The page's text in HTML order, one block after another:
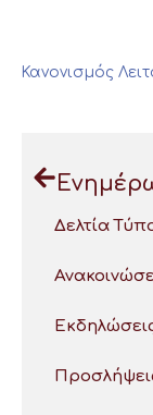
Κανονισμός
Δελτία